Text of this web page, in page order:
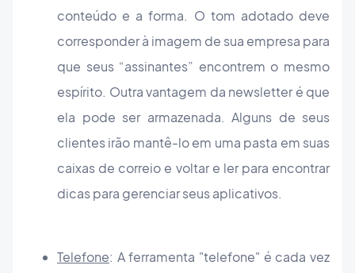
conteúdo e a forma. O tom adotado deve
corresponder à imagem de sua empresa para
que seus “assinantes” encontrem o mesmo
espírito. Outra vantagem da newsletter é que
ela pode ser armazenada. Alguns de seus
clientes irão mantê-lo em uma pasta em suas
caixas de correio e voltar e ler para encontrar
dicas para gerenciar seus aplicativos.
Telefone: A ferramenta "telefone" é cada vez